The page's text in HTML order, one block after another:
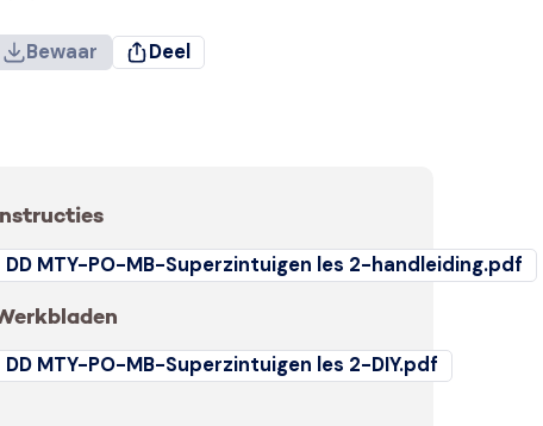
Bewaar Deel
DD MTY-PO-MB-Superzintuigen les 2-handleiding.pdf
DD MTY-PO-MB-Superzintuigen les 2-DIY.pdf